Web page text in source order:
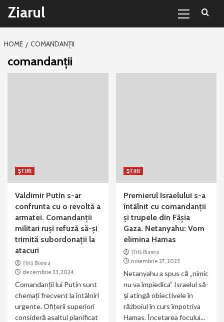
Sari
conținut
Ziarul
Menu
HOME COMANDANŢII
comandanţii
ȘTIRI
Valdimir Putin s-ar
confrunta cu o revoltă a
armatei. Comandanții
militari ruși refuză să-și
trimită subordonații la
atacuri
Țîrlă Bianca
decembrie 23, 2024
Comandanții lui Putin sunt
chemați frecvent la întâlniri
urgente. Ofițerii superiori
consideră asaltul planificat
ȘTIRI
Premierul Israelului s-a
întâlnit cu comandanții
și trupele din Fâșia
Gaza. Netanyahu: Vom
elimina Hamas
Țîrlă Bianca
noiembrie 27, 2023
Netanyahu a spus că „nimic
nu va împiedica” Israelul să-
și atingă obiectivele în
războiul în curs împotriva
Hamas. Încetarea focului...